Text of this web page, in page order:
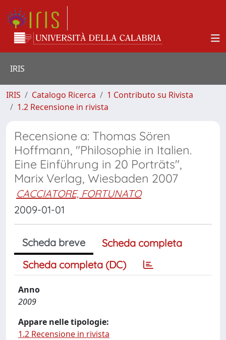
IRIS
IRIS Catalogo Ricerca
1 Contributo su Rivista
1.2 Recensione in rivista
Recensione a: Thomas Sören
Hoffmann, "Philosophie in Italien.
Eine Einführung in 20 Porträts",
Marix Verlag, Wiesbaden 2007
CACCIATORE, FORTUNATO
2009-01-01
Scheda breve
Scheda completa
Scheda completa (DC)
Anno
2009
Appare nelle tipologie:
1.2 Recensione in rivista